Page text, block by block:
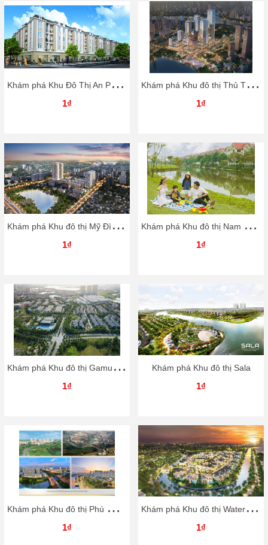
K
hám phá Khu Đô Thị An Phú – An Khánh
1₫
K
hám phá Khu đô thị Thủ Thiêm Eco Smart City
1₫
K
hám phá Khu đô thị Mỹ Đình II
1₫
K
hám phá Khu đô thị Nam Thăng Long (Ciputra)
1₫
K
hám phá Khu đô thị Gamuda Gardens
1₫
Khám phá Khu đô thị Sala
1₫
K
hám phá Khu đô thị Phú Mỹ Hưng
1₫
K
hám phá Khu đô thị Waterpoint
1₫